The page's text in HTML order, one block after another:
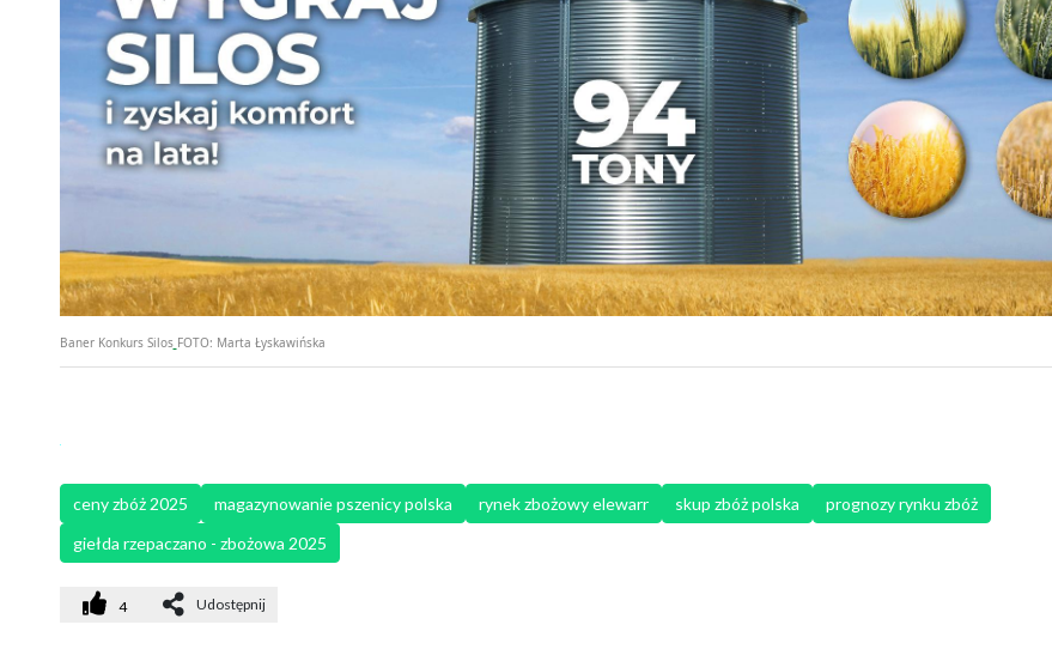
Baner Konkurs Silos FOTO: Marta Łyskawińska
ceny zbóż 2025 magazynowanie pszenicy polska rynek zbożowy elewarr skup zbóż polska
prognozy rynku zbóż
giełda rzepaczano - zbożowa 2025
4 Udostępnij